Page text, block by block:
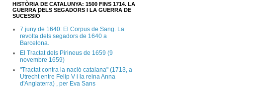
HISTÒRIA DE CATALUNYA: 1500 FINS 1714. LA
GUERRA DELS SEGADORS I LA GUERRA DE
SUCESSIÓ
7 juny de 1640: El Corpus de Sang. La
revolta dels segadors de 1640 a
Barcelona.
El Tractat dels Pirineus de 1659 (9
novembre 1659)
"Tractat contra la nació catalana" (1713, a
Utrecht entre Felip V i la reina Anna
d'Anglaterra) , per Eva Sans